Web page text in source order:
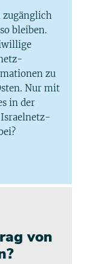
zugänglich
bleiben.
zu
Nur mit
in der
von